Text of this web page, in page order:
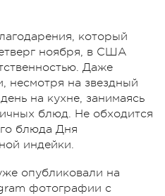
который
ноября, в США
Даже
несмотря на звездный
на кухне, занимаясь
блюд. Не обходится
блюда Дня
индейки.
опубликовали на
фотографии с